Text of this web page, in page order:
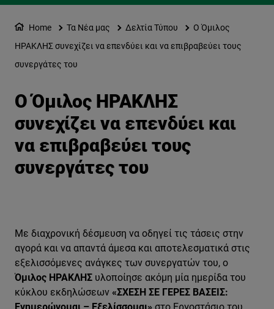
Home Τα Νέα μας Δελτία Τύπου
Ο Όμιλος
ΗΡΑΚΛΗΣ συνεχίζει να επενδύει και να επιβραβεύει τους
συνεργάτες του
Ο Όμιλος ΗΡΑΚΛΗΣ
συνεχίζει να επενδύει και
να επιβραβεύει τους
συνεργάτες του
Με διαχρονική δέσμευση να οδηγεί τις τάσεις στην
αγορά και να απαντά άμεσα και αποτελεσματικά στις
εξελισσόμενες ανάγκες των συνεργατών του, ο
Όμιλος ΗΡΑΚΛΗΣ υλοποίησε ακόμη μία ημερίδα του
κύκλου εκδηλώσεων «ΣΧΕΣΗ ΣΕ ΓΕΡΕΣ ΒΑΣΕΙΣ: